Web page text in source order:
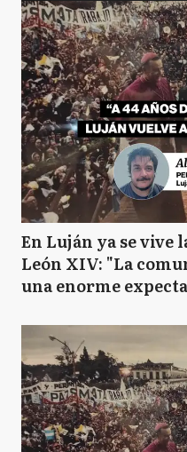
En Luján ya se vive
León XIV: "La
una enorme